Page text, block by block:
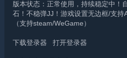
版本状态：正常使用，持续稳定中！
石！不稳弹JJ！游戏设置无边框/支持
（支持steam/WeGame）
下载登录器 打开登录器